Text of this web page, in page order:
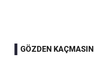
GÖZDEN KAÇMASIN